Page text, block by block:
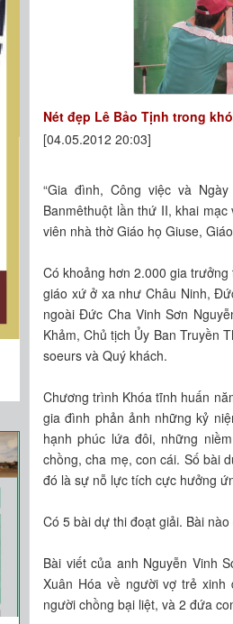
Nét đẹp Lê Bảo Tịnh trong
[04.05.2012 20:03]
“Gia đình, Công việc và
Banmêthuột lần thứ II, khai
viên nhà thờ Giáo họ Giuse,
Có khoảng hơn 2.000 gia
giáo xứ ở xa như Châu Ninh,
ngoài Đức Cha Vinh Sơn
Khảm, Chủ tịch Ủy Ban Truyền
soeurs và Quý khách.
Chương trình Khóa tĩnh huấn
gia đình phản ảnh những kỷ
hạnh phúc lứa đôi, những
chồng, cha mẹ, con cái. Số bài
đó là sự nỗ lực tích cực hưởng
Có 5 bài dự thi đoạt giải. Bài
Bài viết của anh Nguyễn Vinh
Xuân Hóa về người vợ trẻ
người chồng bại liệt, và 2 đứa